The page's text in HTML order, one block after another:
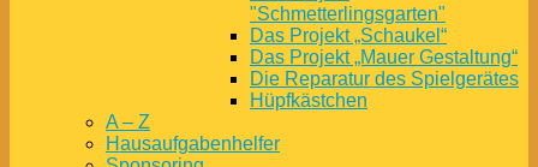
"Schmetterlingsgarten"
Das Projekt „Schaukel“
Das Projekt „Mauer Gestaltung“
Die Reparatur des Spielgerätes
Hüpfkästchen
A – Z
Hausaufgabenhelfer